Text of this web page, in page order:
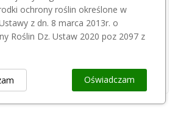
GRIPPLE
17,50 zł
ochrony roślin określone w
z dn. 8 marca 2013r. o
Roślin Dz. Ustaw 2020 poz 2097 z
Oświadczam